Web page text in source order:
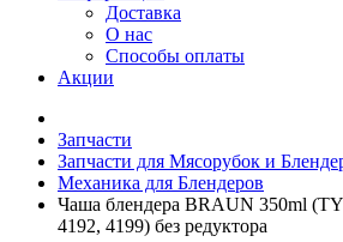
Доставка
О нас
Способы оплаты
Акции
Запчасти
Запчасти для Мясорубок и
Механика для Блендеров
Чаша блендера BRAUN 350ml
4192, 4199) без редуктора